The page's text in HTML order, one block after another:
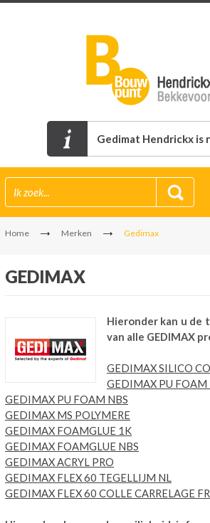
Gedimat Hendrickx is
Home Merken Gedimax
GEDIMAX
Hieronder kan u de
van alle GEDIMAX
GEDIMAX SILICO
GEDIMAX PU FOAM
GEDIMAX PU FOAM NBS
GEDIMAX MS POLYMERE
GEDIMAX FOAMGLUE 1K
GEDIMAX FOAMGLUE NBS
GEDIMAX ACRYL PRO
GEDIMAX FLEX 60 TEGELLIJM NL
GEDIMAX FLEX 60 COLLE CARRELAGE FR